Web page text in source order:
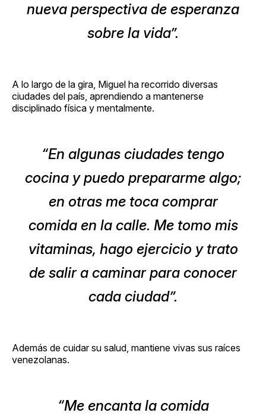
nueva perspectiva de esperanza
sobre la vida”.
A lo largo de la gira, Miguel ha recorrido diversas
ciudades del país, aprendiendo a mantenerse
disciplinado física y mentalmente.
“En algunas ciudades tengo
cocina y puedo prepararme algo;
en otras me toca comprar
comida en la calle. Me tomo mis
vitaminas, hago ejercicio y trato
de salir a caminar para conocer
cada ciudad”.
Además de cuidar su salud, mantiene vivas sus raíces
venezolanas.
“Me encanta la comida